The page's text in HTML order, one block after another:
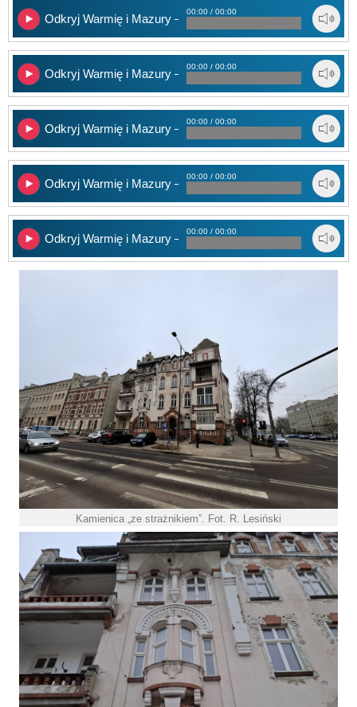
Odkryj Warmię i Mazury – 7
00:00 / 00:00
Odkryj Warmię i Mazury – 8
00:00 / 00:00
Odkryj Warmię i Mazury – 9
00:00 / 00:00
Odkryj Warmię i Mazury – 10
00:00 / 00:00
Odkryj Warmię i Mazury – 11
00:00 / 00:00
Kamienica „ze strażnikiem”. Fot. R. Lesiński